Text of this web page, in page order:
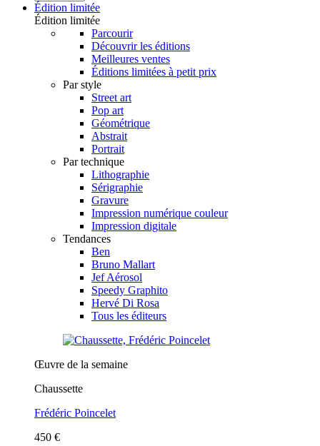
Édition limitée
Édition limitée
Parcourir
Découvrir les éditions
Meilleures ventes
Éditions limitées à petit prix
Par style
Street art
Pop art
Géométrique
Abstrait
Portrait
Par technique
Lithographie
Sérigraphie
Gravure
Impression numérique couleur
Impression digitale
Tendances
Ben
Bruno Mallart
Jef Aérosol
Speedy Graphito
Hervé Di Rosa
Tous les éditeurs
Œuvre de la semaine
Chaussette
Frédéric Poincelet
450 €